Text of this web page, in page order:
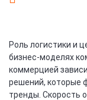
Роль логистики и
бизнес-моделях
коммерцией
решений, которые
тренды. Скорость